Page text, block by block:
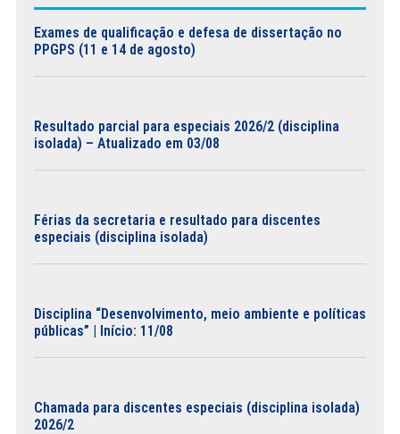
Exames de qualificação e defesa de dissertação no
PPGPS (11 e 14 de agosto)
Resultado parcial para especiais 2026/2 (disciplina
isolada) – Atualizado em 03/08
Férias da secretaria e resultado para discentes
especiais (disciplina isolada)
Disciplina “Desenvolvimento, meio ambiente e políticas
públicas” | Início: 11/08
Chamada para discentes especiais (disciplina isolada)
2026/2